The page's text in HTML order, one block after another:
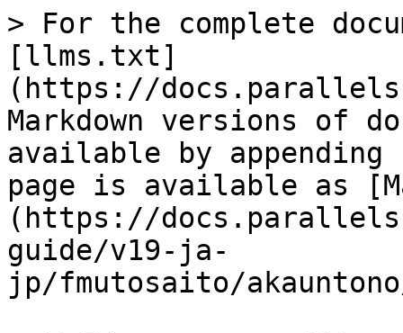
> For the complete
[llms.txt]
(https://
Markdown versions of
available by
page is available as
(https://
guide/v19-ja-
jp/fmutosaito/